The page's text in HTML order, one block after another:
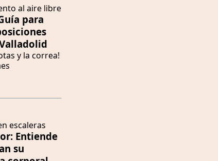
para
y la correa!
Entiende
su